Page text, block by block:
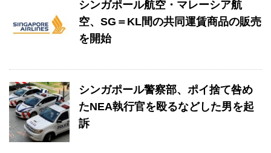
シンガポール航空・マレーシア航
空、SG＝KL間の共同運賃商品の販売
を開始
シンガポール警察部、ポイ捨て咎め
たNEA執行官を殴るなどした男を起
訴